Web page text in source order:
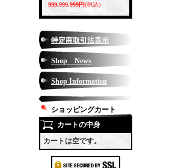
999,999,999円(税込)
特定商取引法表示
Shop News
Shop Information
ショッピングカート
カートの中身
カートは空です。